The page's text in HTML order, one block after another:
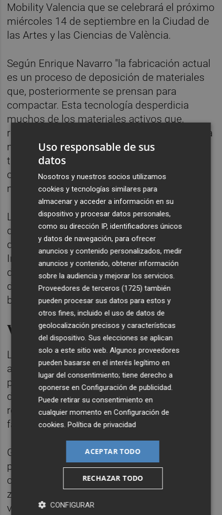
Mobility Valencia que se celebrará el próximo
miércoles 14 de septiembre en la Ciudad de
las Artes y las Ciencias de València.
Según Enrique Navarro "la fabricación actual
es un proceso de deposición de materiales
que, posteriormente se prensan para
compactar. Esta tecnología desperdicia
muchos de los materiales activos que,
recordemos, son sustancias de la naturaleza
no renovables. En este proceso tradicional
también se utiliza un disolvente altamente
contaminante y cancerígeno, además de
muy caro".
La propuesta de esta empresa y fruto de su
departamento de innovación es la
deposición de los materiales por tecnología
Inkjet que permite una aplicación selectiva
de la superficie de los ánodos/cátodos, es
decir, de los elementos que componen la
batería.
Ventajas
La aplicación selectiva de los materiales
activos para el desarrollo de las baterías
permite un ahorro de hasta un 35% de
dichos materiales y la consecuente
reducción de coste de producción para el
fabricante.
Gracias a esta aplicación selectiva, es
posible el reciclaje limpio de los elementos
como aluminio y cobre, ya que no pinta la
zona que no es electrodo. Otra de las
ventajas es que esta tecnología "abre la
Uso responsable de sus
datos
Nosotros y nuestros socios utilizamos
cookies y tecnologías similares para
almacenar y acceder a información en su
dispositivo y procesar datos personales,
como su dirección IP, identificadores únicos
y datos de navegación, para ofrecer
anuncios y contenido personalizados, medir
anuncios y contenido, obtener información
sobre la audiencia y mejorar los servicios.
Proveedores de terceros (1725) también
pueden procesar sus datos para estos y
otros fines, incluido el uso de datos de
geolocalización precisos y características
del dispositivo. Sus elecciones se aplican
solo a este sitio web. Algunos proveedores
pueden basarse en el interés legítimo en
lugar del consentimiento; tiene derecho a
oponerse enConfiguración de publicidad.
Puede retirar su consentimiento en
cualquier momento enConfiguración de
cookies.Política de privacidad
ACEPTAR TODO
RECHAZAR TODO
CONFIGURAR